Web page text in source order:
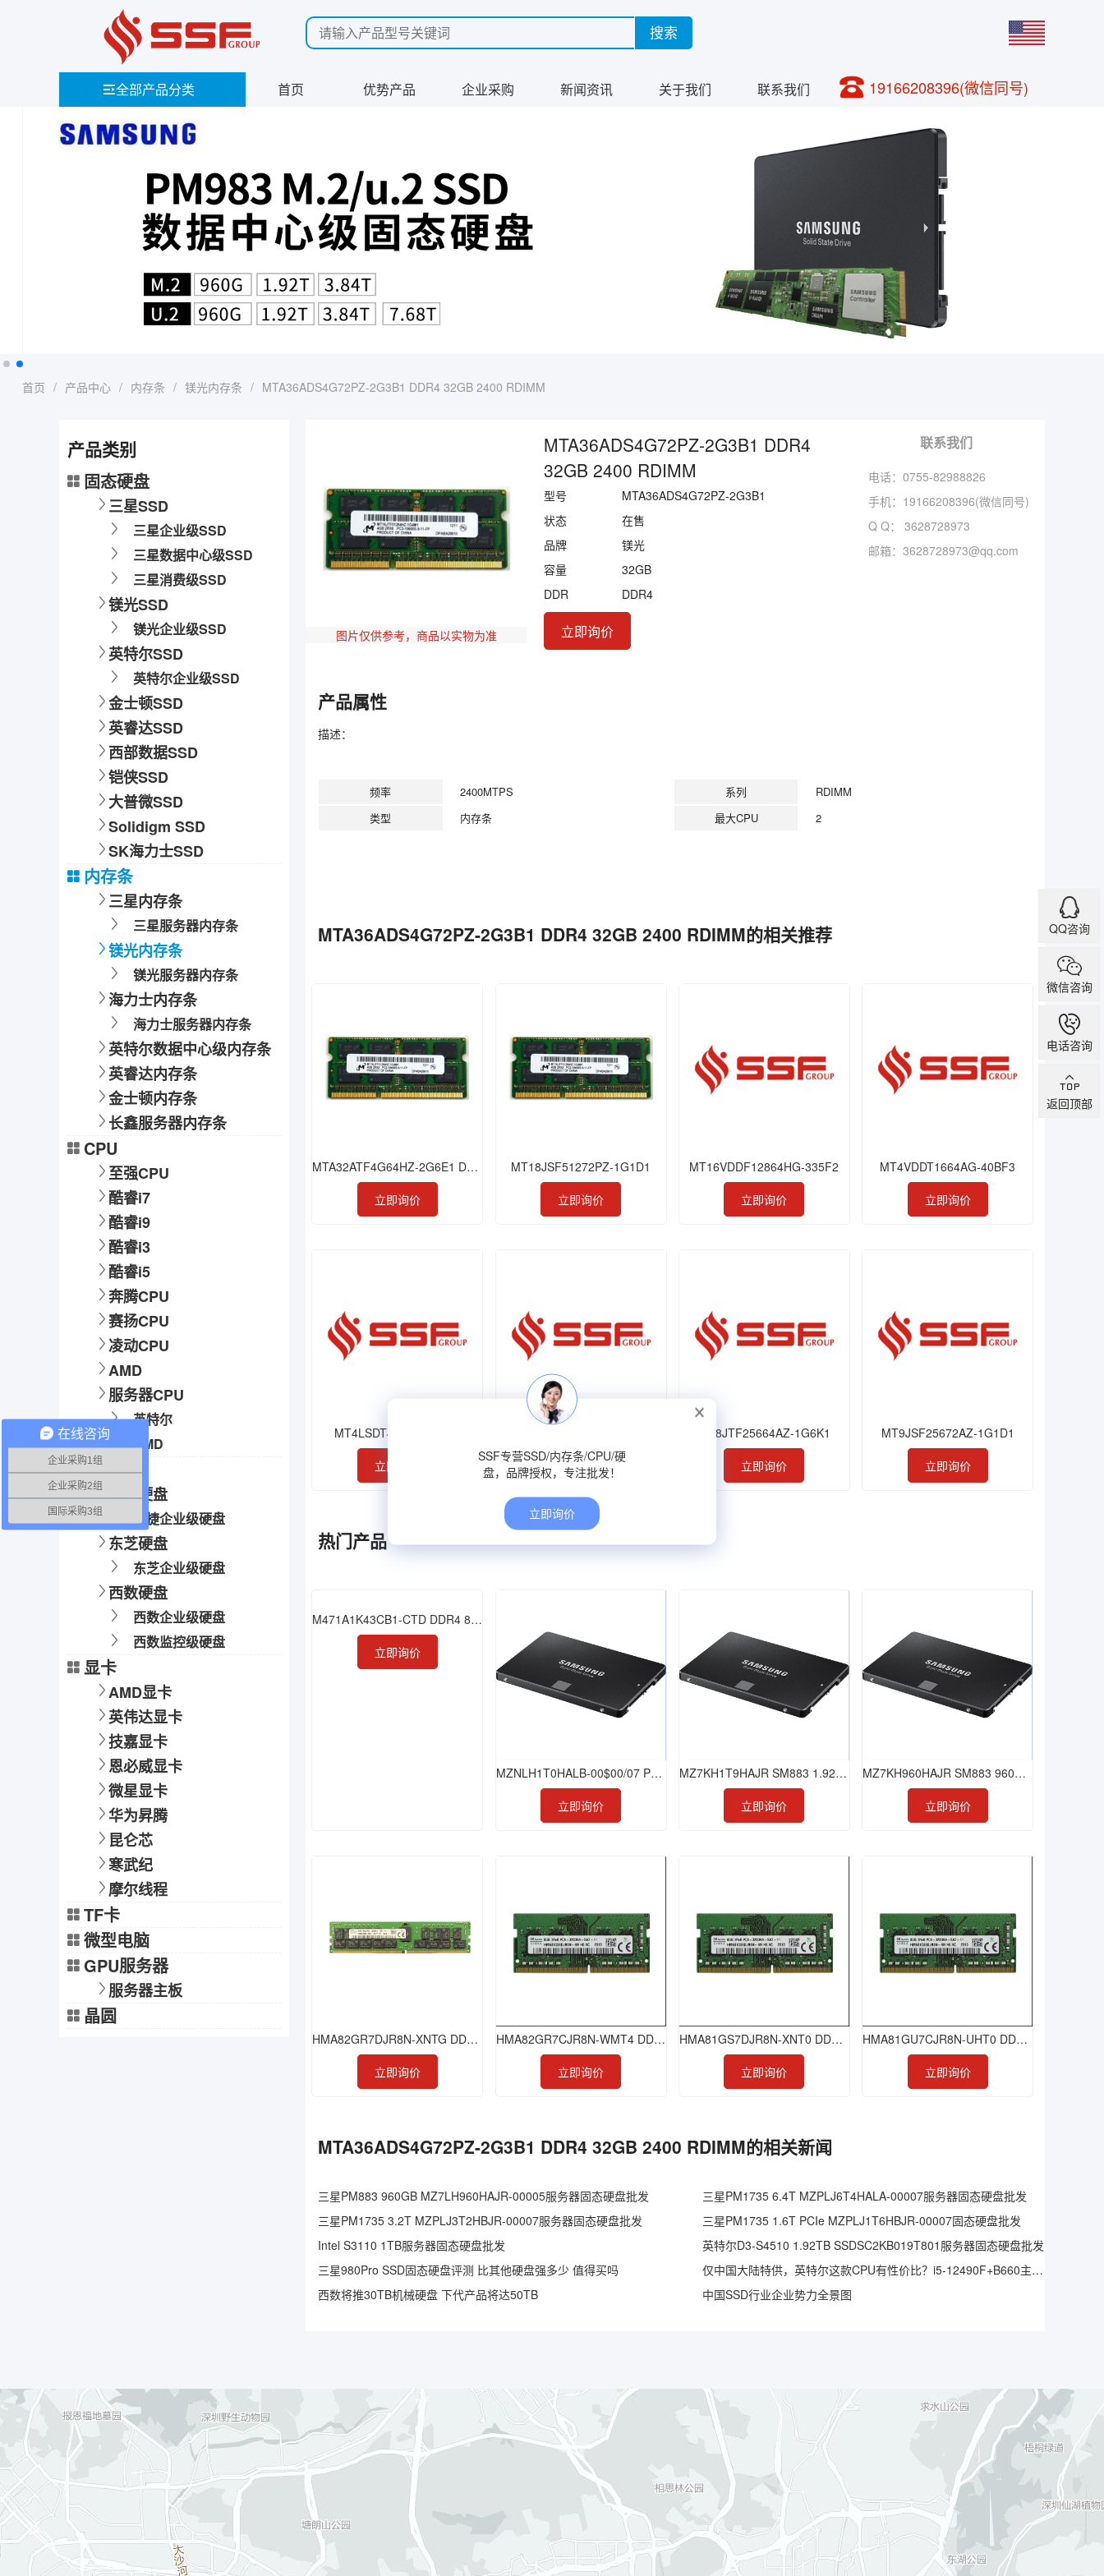
19166208396(微信同号)
全部产品分类 首页 优势产品 企业采购 新闻资讯 关于我们 联系我们
首页 / 产品中心 / 内存条 / 镁光内存条 / MTA36ADS4G72PZ-2G3B1 DDR4 32GB 2400 RDIMM
产品类别
固态硬盘
三星SSD
三星企业级SSD
三星数据中心级SSD
三星消费级SSD
镁光SSD
镁光企业级SSD
英特尔SSD
英特尔企业级SSD
金士顿SSD
英睿达SSD
西部数据SSD
铠侠SSD
大普微SSD
Solidigm SSD
SK海力士SSD
内存条
三星内存条
三星服务器内存条
镁光内存条
镁光服务器内存条
海力士内存条
海力士服务器内存条
英特尔数据中心级内存条
英睿达内存条
金士顿内存条
长鑫服务器内存条
CPU
至强CPU
酷睿i7
酷睿i9
酷睿i3
酷睿i5
奔腾CPU
赛扬CPU
凌动CPU
AMD
服务器CPU
英特尔
AMD
硬盘
希捷硬盘
希捷企业级硬盘
东芝硬盘
东芝企业级硬盘
西数硬盘
西数企业级硬盘
西数监控级硬盘
显卡
AMD显卡
英伟达显卡
技嘉显卡
恩必威显卡
微星显卡
华为昇腾
昆仑芯
寒武纪
摩尔线程
TF卡
微型电脑
GPU服务器
服务器主板
晶圆
图片仅供参考，商品以实物为准
MTA36ADS4G72PZ-2G3B1 DDR4
32GB 2400 RDIMM
型号
MTA36ADS4G72PZ-2G3B1
状态
在售
品牌
镁光
容量
32GB
DDR
DDR4
立即询价
联系我们
电话：0755-82988826
手机： 19166208396(微信同号)
Q Q： 3628728973
邮箱： 3628728973@qq.com
产品属性
描述：
频率 2400MTPS 系列
RDIMM
类型
内存条 最大CPU 2
MTA36ADS4G72PZ-2G3B1 DDR4 32GB 2400 RDIMM的相关推荐
MTA32ATF4G64HZ-2G6E1 DDR4 32GB 2666 SODIMM
立即询价
MT18JSF51272PZ-1G1D1
立即询价
MT16VDDF12864HG-335F2
立即询价
MT4VDDT1664AG-40BF3
立即询价
MT4LSDT464HY-133G4
立即询价
立即询价
MT8JTF25664AZ-1G6K1
立即询价
MT9JSF25672AZ-1G1D1
立即询价
热门产品
M471A1K43CB1-CTD DDR4 8GB 2666 SODIMM
立即询价
MZNLH1T0HALB-00$00/07 PM881 1TB SSD
立即询价
MZ7KH1T9HAJR SM883 1.92TB SSD
立即询价
MZ7KH960HAJR SM883 960GB SSD
立即询价
HMA82GR7DJR8N-XNTG DDR4 16GB 3200 RDIMM
立即询价
HMA82GR7CJR8N-WMT4 DDR4 16GB 2933 RDIMM
立即询价
HMA81GS7DJR8N-XNT0 DDR4 8GB 3200 ECC-SODIMM
立即询价
HMA81GU7CJR8N-UHT0 DDR4 8GB 2400 ECC-UDIMM
立即询价
MTA36ADS4G72PZ-2G3B1 DDR4 32GB 2400 RDIMM的相关新闻
三星PM883 960GB MZ7LH960HAJR-00005服务器固态硬盘批发
三星PM1735 6.4T MZPLJ6T4HALA-00007服务器固态硬盘批发
三星PM1735 3.2T MZPLJ3T2HBJR-00007服务器固态硬盘批发
三星PM1735 1.6T PCIe MZPLJ1T6HBJR-00007固态硬盘批发
Intel S3110 1TB服务器固态硬盘批发
英特尔D3-S4510 1.92TB SSDSC2KB019T801服务器固态硬盘批发
三星980Pro SSD固态硬盘评测 比其他硬盘强多少 值得买吗
仅中国大陆特供，英特尔这款CPU有性价比？i5-12490F+B660主板实测
西数将推30TB机械硬盘 下代产品将达50TB
中国SSD行业企业势力全景图
QQ咨询
微信咨询
电话咨询
返回顶部
SSF专营SSD/内存条/CPU/硬
盘，品牌授权，专注批发！
立即询价
在线咨询
企业采购1组
企业采购2组
国际采购3组